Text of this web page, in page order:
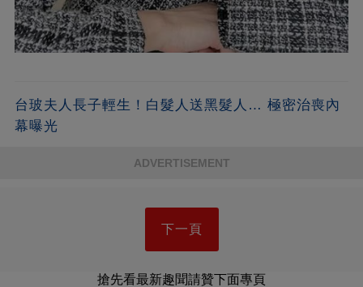
台玻夫人長子輕生！白髮人送黑髮人… 極密治喪內
幕曝光
ADVERTISEMENT
下一頁
搶先看最新趣聞請贊下面專頁